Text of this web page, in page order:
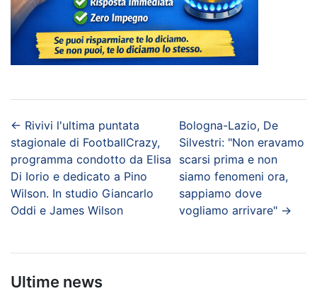
← Rivivi l'ultima puntata
stagionale di FootballCrazy,
programma condotto da Elisa
Di Iorio e dedicato a Pino
Wilson. In studio Giancarlo
Oddi e James Wilson
Bologna-Lazio, De
Silvestri: "Non eravamo
scarsi prima e non
siamo fenomeni ora,
sappiamo dove
vogliamo arrivare"→
Ultime news